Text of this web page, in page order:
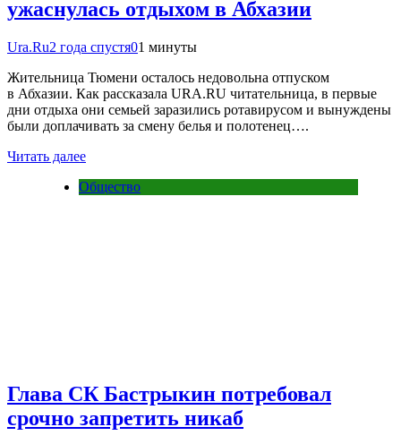
ужаснулась отдыхом в Абхазии
Ura.Ru2 года спустя01 минуты
Жительница Тюмени осталось недовольна отпуском
в Абхазии. Как рассказала URA.RU читательница, в первые
дни отдыха они семьей заразились ротавирусом и вынуждены
были доплачивать за смену белья и полотенец….
Читать далее
Общество
Глава СК Бастрыкин потребовал
срочно запретить никаб